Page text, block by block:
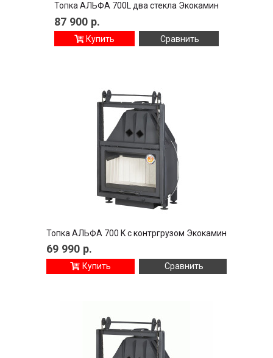
Топка АЛЬФА 700L два стекла Экокамин
87 900 р.
Купить Сравнить
Топка АЛЬФА 700 K с контргрузом Экокамин
69 990 р.
Купить Сравнить